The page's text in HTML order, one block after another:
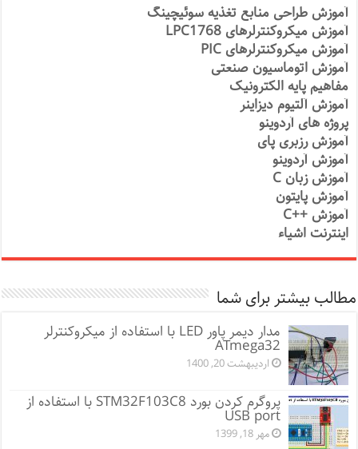
آموزش طراحی منابع تغذیه سوئیچینگ
آموزش میکروکنترلرهای LPC1768
آموزش میکروکنترلرهای PIC
آموزش اتوماسیون صنعتی
مفاهیم پایه الکترونیک
آموزش آلتیوم دیزاینر
پروژه های آردوینو
آموزش رزبری پای
آموزش آردوینو
آموزش زبان C
آموزش پایتون
آموزش ++C
اینترنت اشیاء
مطالب بیشتر برای شما
مدار دیمر پاور LED با استفاده از میکروکنترلر
ATmega32
اردیبهشت 20, 1400
پروگرم کردن بورد STM32F103C8 با استفاده از
USB port
مهر 18, 1399